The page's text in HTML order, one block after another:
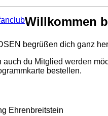
Willkommen
begrüßen dich ganz
auch du Mitglied werden
bestellen.
Ehrenbreitstein